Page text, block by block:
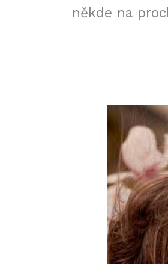
někde na
Jarní
romantické
focení,
Brno
a
Uherské
Hradiště